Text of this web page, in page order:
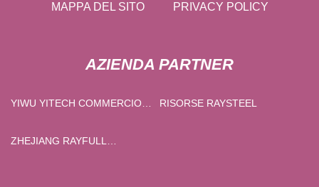
MAPPA DEL SITO PRIVACY POLICY
AZIENDA PARTNER
YIWU YITECH COMMERCIO
RISORSE RAYSTEEL
ZHEJIANG RAYFULL